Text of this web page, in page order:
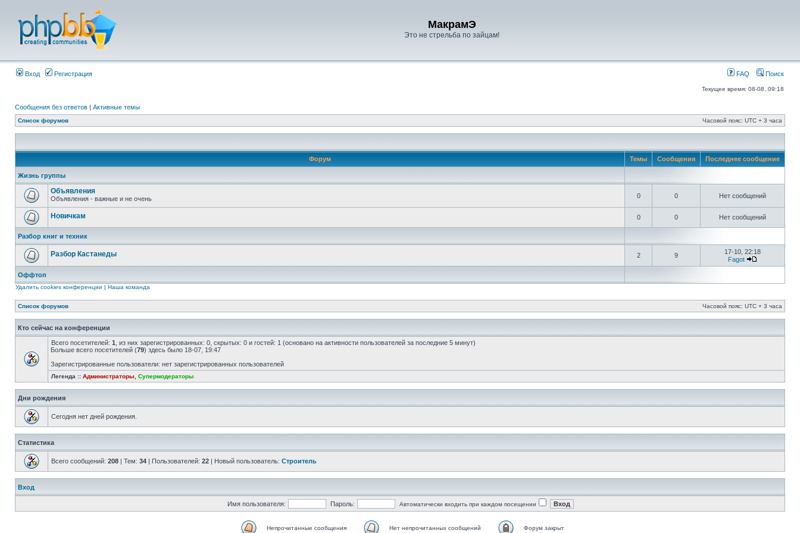
МакрамЭ
Это не стрельба по зайцам!
Вход Регистрация FAQ Поиск
Текущее время: 08-08, 09:18
Сообщения без ответов | Активные темы
Список форумов Часовой пояс: UTC + 3 часа
Форум Темы Сообщения Последнее сообщение
Жизнь группы
Объявления
Объявления - важные и не очень 0 0 Нет сообщений
Новичкам 0 0 Нет сообщений
Разбор книг и техник
Разбор Кастанеды 2 9
17-10, 22:18
Fagot
Оффтоп
Удалить cookies конференции | Наша команда
Список форумов Часовой пояс: UTC + 3 часа
Кто сейчас на конференции
Всего посетителей: 1 , из них зарегистрированных: 0, скрытых: 0 и гостей: 1 (основано на активности пользователей за последние 5 минут)
Больше всего посетителей (79) здесь было 18-07, 19:47
Зарегистрированные пользователи: нет зарегистрированных пользователей
Легенда :: Администраторы Супермодераторы
Дни рождения
Сегодня нет дней рождения.
Статистика
Всего сообщений: 208 | Тем: 34 | Пользователей: 22 | Новый пользователь: Строитель
Вход
Имя пользователя: Пароль: Автоматически входить при каждом посещении
Непрочитанные сообщения Нет непрочитанных сообщений Форум закрыт